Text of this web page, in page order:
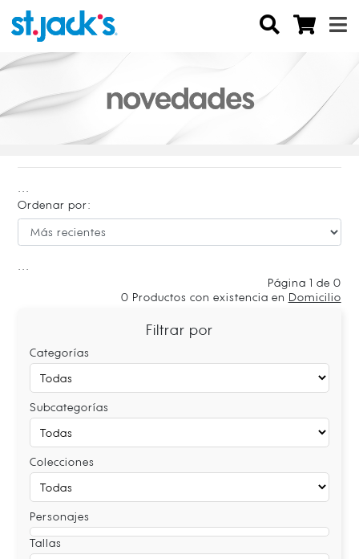
Ordenar por:
Página 1 de 0
0 Productos con existencia en Domicilio
Filtrar por
Categorías
Subcategorías
Colecciones
Personajes
Tallas